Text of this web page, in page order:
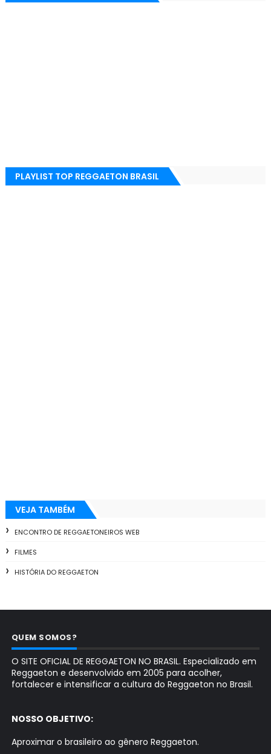
PLAYLIST TOP REGGAETON BRASIL
VEJA TAMBÉM
ENCONTRO DE REGGAETONEIROS WEB
FILMES
HISTÓRIA DO REGGAETON
QUEM SOMOS?
O SITE OFICIAL DE REGGAETON NO BRASIL. Especializado em
Reggaeton e desenvolvido em 2005 para acolher,
fortalecer e intensificar a cultura do Reggaeton no Brasil.
NOSSO OBJETIVO:
Aproximar o brasileiro ao gênero Reggaeton.